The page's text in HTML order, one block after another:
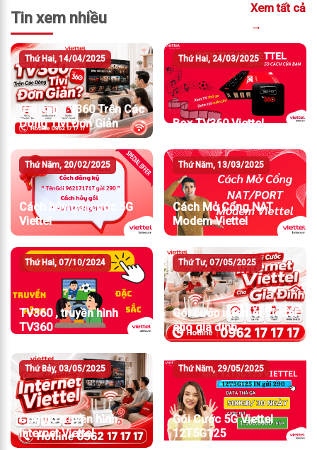
Tin xem nhiều
Xem tất cả
→
Thứ Hai, 14/04/2025
Cài App TV360 Trên Các
Dòng Tivi Đơn Giản
Thứ Hai, 24/03/2025
Box TV360 Viettel
Thứ Năm, 20/02/2025
Cách hủy gói cước 5G
Viettel
Thứ Năm, 13/03/2025
Cách Mở Cổng NAT
Modem Viettel
Thứ Hai, 07/10/2024
TV360 , truyền hình
TV360
Thứ Tư, 07/05/2025
Gói cước internet Viettel
cho gia đình
Thứ Bảy, 03/05/2025
Combo truyền hình
internet Viettel
Thứ Năm, 29/05/2025
Gói Cước 5G Viettel
12T5G125